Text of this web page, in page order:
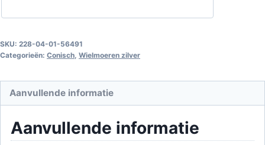
/
verzinkt
TUV
(EU)
aantal
SKU: 228-04-01-56491
Categorieën: Conisch, Wielmoeren zilver
Aanvullende informatie
Aanvullende informatie